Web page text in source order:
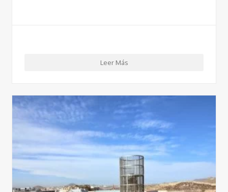
Leer Más